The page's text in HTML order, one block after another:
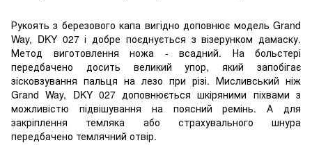
Рукоять з березового капа вигідно доповнює модель Grand
Way, DKY 027 і добре поєднується з візерунком дамаску.
Метод виготовлення ножа - всадний. На больстері
передбачено досить великий упор, який запобігає
зісковзування пальця на лезо при різі. Мисливський ніж
Grand Way, DKY 027 доповнюється шкіряними піхвами з
можливістю підвішування на поясний ремінь. А для
закріплення темляка або страхувального шнура
передбачено темлячний отвір.